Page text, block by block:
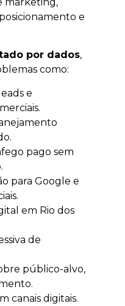
e
por dados,
como:
e
pago sem
para Google e
em Rio dos
de
público-alvo,
canais digitais.